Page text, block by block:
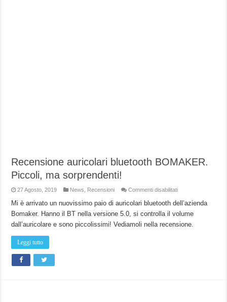
Recensione auricolari bluetooth BOMAKER.
Piccoli, ma sorprendenti!
27 Agosto, 2019 News Recensioni Commenti disabilitatisu
auricolari
bluetooth
BOMAKER.
ma
Mi è arrivato un nuovissimo paio di auricolari bluetooth dell’azienda
Bomaker. Hanno il BT nella versione 5.0, si controlla il volume
dall’auricolare e sono piccolissimi! Vediamoli nella recensione.
Leggi tutto